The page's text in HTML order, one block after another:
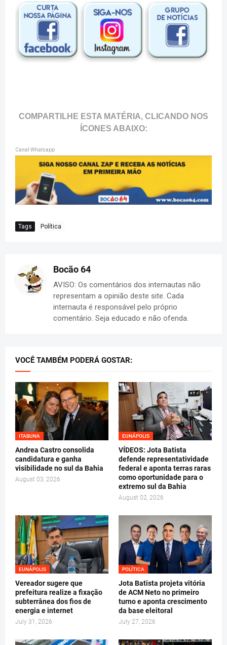
COMPARTILHE ESTA MATÉRIA, CLICANDO NOS
ÍCONES ABAIXO:
Canal Whatsapp
Tags Política
Bocão 64
AVISO: Os comentários dos internautas não
representam a opinião deste site. Cada
internauta é responsável pelo próprio
comentário. Seja educado e não ofenda.
VOCÊ TAMBÉM PODERÁ GOSTAR:
ITABUNA
Andrea Castro consolida
candidatura e ganha
visibilidade no sul da Bahia
August 03, 2026
EUNÁPOLIS
VÍDEOS: Jota Batista
defende representatividade
federal e aponta terras raras
como oportunidade para o
extremo sul da Bahia
August 02, 2026
EUNÁPOLIS
Vereador sugere que
prefeitura realize a fixação
subterrânea dos fios de
energia e internet
July 31, 2026
POLÍTICA
Jota Batista projeta vitória
de ACM Neto no primeiro
turno e aponta crescimento
da base eleitoral
July 27, 2026